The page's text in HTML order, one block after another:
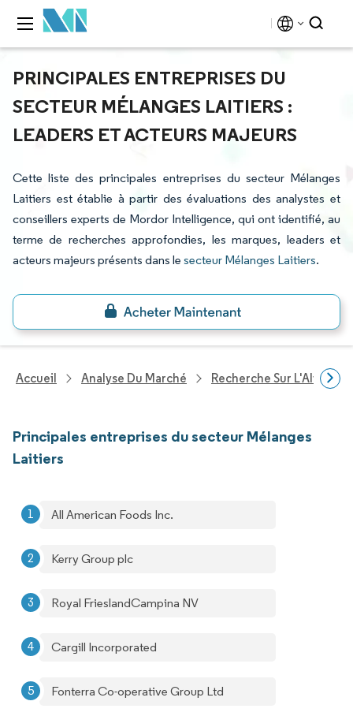
PRINCIPALES ENTREPRISES DU
SECTEUR MÉLANGES LAITIERS :
LEADERS ET ACTEURS MAJEURS
Cette liste des principales entreprises du secteur Mélanges
Laitiers est établie à partir des évaluations des analystes et
conseillers experts de Mordor Intelligence, qui ont identifié, au
terme de recherches approfondies, les marques, leaders et
acteurs majeurs présents dans le secteur Mélanges Laitiers.
Accueil Analyse Du Marché Recherche Sur
Principales entreprises du secteur Mélanges
Laitiers
All American Foods Inc.
Kerry Group plc
Royal FrieslandCampina NV
Cargill Incorporated
Fonterra Co-operative Group Ltd